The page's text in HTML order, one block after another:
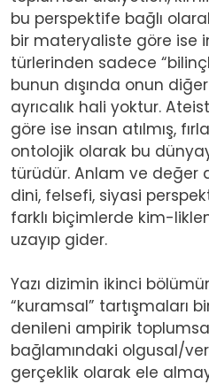
bu perspektife bağlı
bir materyaliste göre ise
türlerinden sadece
bunun dışında onun
ayrıcalık hali yoktur.
göre ise insan atılmış,
ontolojik olarak bu
türüdür. Anlam ve değer
dini, felsefi, siyasi
farklı biçimlerde kim-
uzayıp gider.
Yazı dizimin ikinci
“kuramsal” tartışmaları
denileni ampirik
bağlamındaki olgusal/
gerçeklik olarak ele